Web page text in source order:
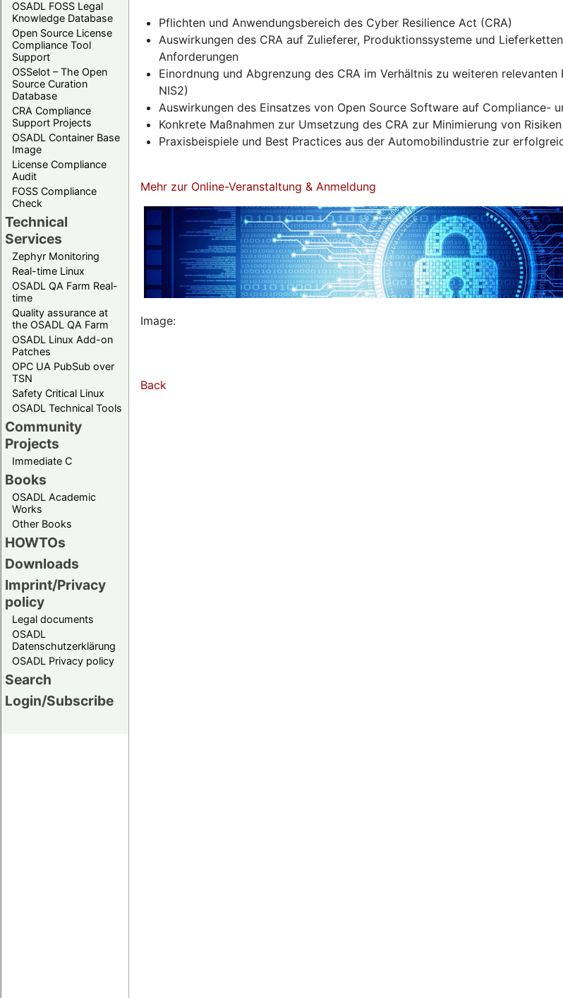
OSADL FOSS Legal
Knowledge Database
Open Source License
Compliance Tool
Support
OSSelot – The Open
Source Curation
Database
CRA Compliance
Support Projects
OSADL Container Base
Image
License Compliance
Audit
FOSS Compliance
Check
Technical
Services
Zephyr Monitoring
Real-time Linux
OSADL QA Farm Real-
time
Quality assurance at
the OSADL QA Farm
OSADL Linux Add-on
Patches
OPC UA PubSub over
TSN
Safety Critical Linux
OSADL Technical Tools
Community
Projects
Immediate C
Books
OSADL Academic
Works
Other Books
HOWTOs
Downloads
Imprint/Privacy
policy
Legal documents
OSADL
Datenschutzerklärung
OSADL Privacy policy
Search
Login/Subscribe
Pflichten und Anwendungsbereich des Cyber Resilience Act (CRA)
Auswirkungen des CRA auf Zulieferer, Produktionssysteme und
Anforderungen
Einordnung und Abgrenzung des CRA im Verhältnis zu weiteren relevanten
NIS2)
Auswirkungen des Einsatzes von Open Source Software auf Compliance-
Konkrete Maßnahmen zur Umsetzung des CRA zur Minimierung von
Praxisbeispiele und Best Practices aus der Automobilindustrie zur
Mehr zur Online-Veranstaltung & Anmeldung
Image:
Back